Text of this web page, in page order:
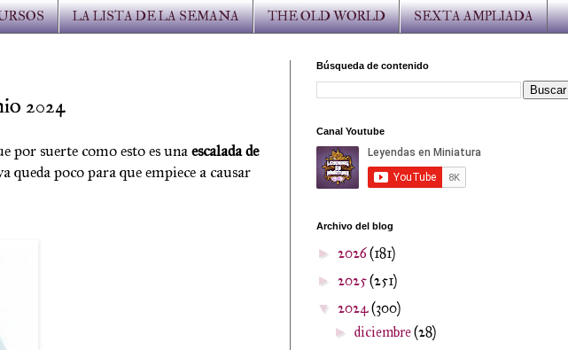
LA LISTA DE LA SEMANA THE OLD WORLD SEXTA AMPLIADA
2024
por suerte como esto es unaescalada de
queda poco para que empiece a causar
Búsqueda de contenido
Canal Youtube
Archivo del blog
► 2026(181)
► 2025(251)
▼ 2024(300)
►diciembre(28)